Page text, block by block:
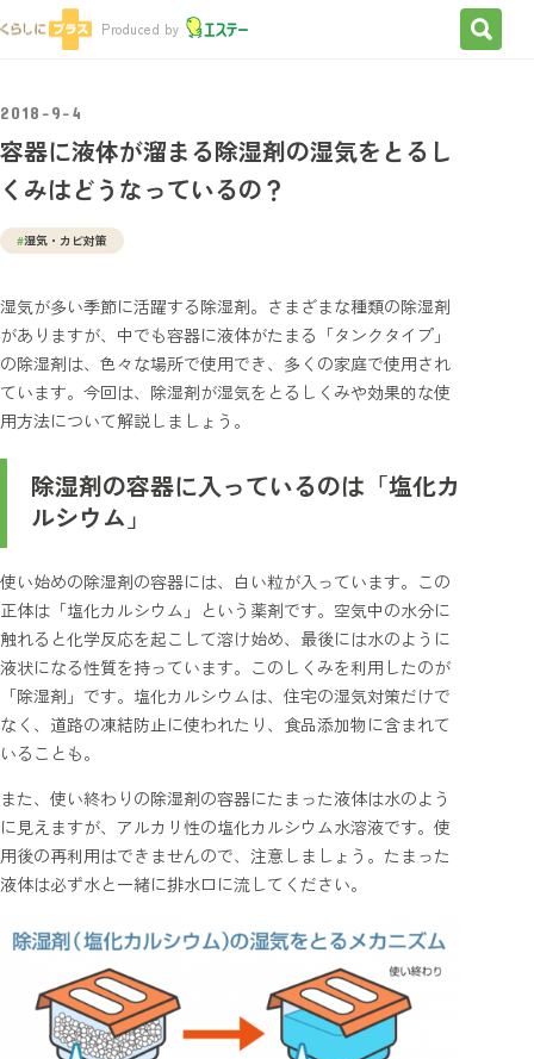
Produced by 検索を
2018-9-4
容器に液体が溜まる除湿剤の湿気をとるし
くみはどうなっているの？
#湿気・カビ対策
湿気が多い季節に活躍する除湿剤。さまざまな種類の除湿剤
がありますが、中でも容器に液体がたまる「タンクタイプ」
の除湿剤は、色々な場所で使用でき、多くの家庭で使用され
ています。今回は、除湿剤が湿気をとるしくみや効果的な使
用方法について解説しましょう。
除湿剤の容器に入っているのは「塩化カ
ルシウム」
使い始めの除湿剤の容器には、白い粒が入っています。この
正体は「塩化カルシウム」という薬剤です。空気中の水分に
触れると化学反応を起こして溶け始め、最後には水のように
液状になる性質を持っています。このしくみを利用したのが
「除湿剤」です。塩化カルシウムは、住宅の湿気対策だけで
なく、道路の凍結防止に使われたり、食品添加物に含まれて
いることも。
また、使い終わりの除湿剤の容器にたまった液体は水のよう
に見えますが、アルカリ性の塩化カルシウム水溶液です。使
用後の再利用はできませんので、注意しましょう。たまった
液体は必ず水と一緒に排水口に流してください。